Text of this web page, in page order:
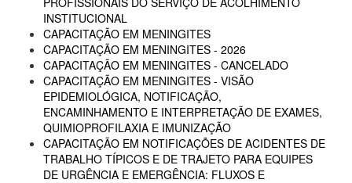
INSTITUCIONAL
CAPACITAÇÃO EM MENINGITES
CAPACITAÇÃO EM MENINGITES - 2026
CAPACITAÇÃO EM MENINGITES - CANCELADO
CAPACITAÇÃO EM MENINGITES - VISÃO
EPIDEMIOLÓGICA, NOTIFICAÇÃO,
ENCAMINHAMENTO E INTERPRETAÇÃO DE EXAMES,
QUIMIOPROFILAXIA E IMUNIZAÇÃO
CAPACITAÇÃO EM NOTIFICAÇÕES DE ACIDENTES DE
TRABALHO TÍPICOS E DE TRAJETO PARA EQUIPES
DE URGÊNCIA E EMERGÊNCIA: FLUXOS E